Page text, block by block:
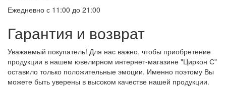
Ежедневно с 11:00 до 21:00
Гарантия и возврат
Уважаемый покупатель! Для нас важно, чтобы приобретение
продукции в нашем ювелирном интернет-магазине "Циркон С"
оставило только положительные эмоции. Именно поэтому Вы
можете быть уверены в высоком качестве нашей продукции.